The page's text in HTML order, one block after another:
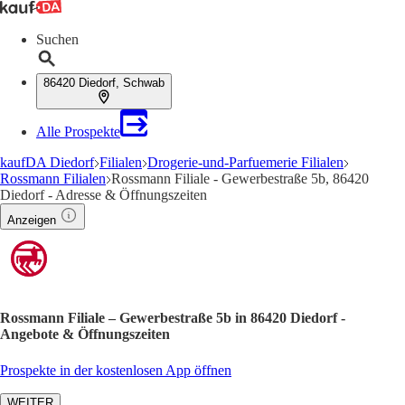
Suchen
86420 Diedorf, Schwab
Alle Prospekte
kaufDA Diedorf Filialen Drogerie-und-Parfuemerie Filialen
Rossmann Filialen Rossmann Filiale - Gewerbestraße 5b, 86420
Diedorf - Adresse & Öffnungszeiten
Anzeigen
Rossmann Filiale – Gewerbestraße 5b in 86420 Diedorf -
Angebote & Öffnungszeiten
Prospekte in der kostenlosen App öffnen